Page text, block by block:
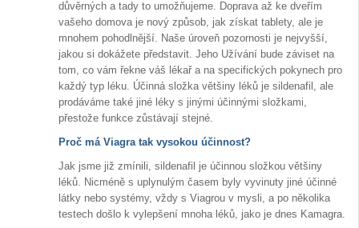
důvěrných a tady to umožňujeme. Doprava až ke dveřím
vašeho domova je nový způsob, jak získat tablety, ale je
mnohem pohodlnější. Naše úroveň pozornosti je nejvyšší,
jakou si dokážete představit. Jeho Užívání bude záviset na
tom, co vám řekne váš lékař a na specifických pokynech pro
každý typ léku. Účinná složka většiny léků je sildenafil, ale
prodáváme také jiné léky s jinými účinnými složkami,
přestože funkce zůstávají stejné.
Proč má Viagra tak vysokou účinnost?
Jak jsme již zmínili, sildenafil je účinnou složkou většiny
léků. Nicméně s uplynulým časem byly vyvinuty jiné účinné
látky nebo systémy, vždy s Viagrou v mysli, a po několika
testech došlo k vylepšení mnoha léků, jako je dnes Kamagra.